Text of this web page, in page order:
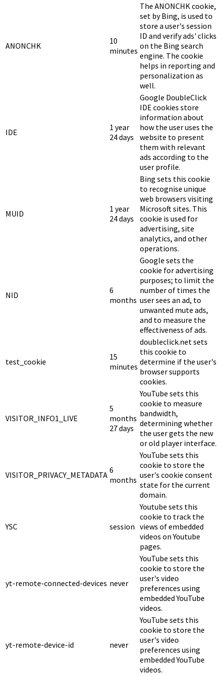
ANONCHK
10
minutes
The ANONCHK cookie,
set by Bing, is used to
store a user's session
ID and verify ads' clicks
on the Bing search
engine. The cookie
helps in reporting and
personalization as
well.
IDE
1 year
24 days
Google DoubleClick
IDE cookies store
information about
how the user uses the
website to present
them with relevant
ads according to the
user profile.
MUID
1 year
24 days
Bing sets this cookie
to recognise unique
web browsers visiting
Microsoft sites. This
cookie is used for
advertising, site
analytics, and other
operations.
NID
6
months
Google sets the
cookie for advertising
purposes; to limit the
number of times the
user sees an ad, to
unwanted mute ads,
and to measure the
effectiveness of ads.
test_cookie
15
minutes
doubleclick.net sets
this cookie to
determine if the user's
browser supports
cookies.
VISITOR_INFO1_LIVE
5
months
27 days
YouTube sets this
cookie to measure
bandwidth,
determining whether
the user gets the new
or old player interface.
VISITOR_PRIVACY_METADATA 6
months
YouTube sets this
cookie to store the
user's cookie consent
state for the current
domain.
YSC session
Youtube sets this
cookie to track the
views of embedded
videos on Youtube
pages.
yt-remote-connected-devices never
YouTube sets this
cookie to store the
user's video
preferences using
embedded YouTube
videos.
yt-remote-device-id never
YouTube sets this
cookie to store the
user's video
preferences using
embedded YouTube
videos.